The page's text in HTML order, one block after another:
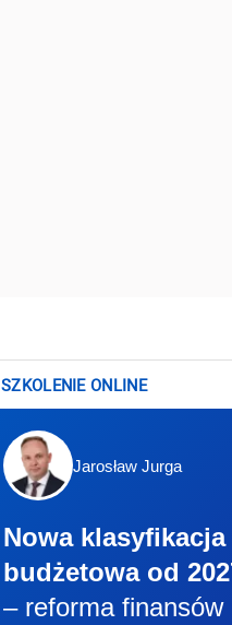
SZKOLENIE ONLINE
Jarosław Jurga
Nowa klasyfikacja
budżetowa od
– reforma finansów